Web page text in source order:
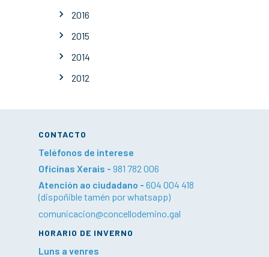
2016
2015
2014
2012
CONTACTO
Teléfonos de interese
Oficinas Xerais - 981 782 006
Atención ao ciudadano - 604 004 418
(dispoñible tamén por whatsapp)
comunicacion@concellodemino.gal
HORARIO DE INVERNO
Luns a venres